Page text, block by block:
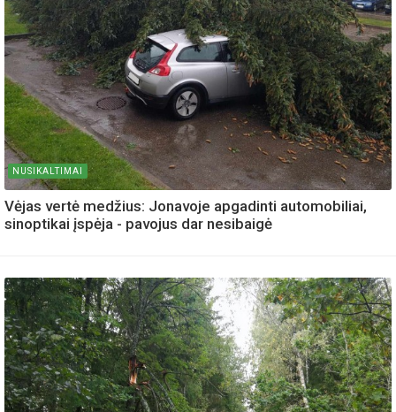
NUSIKALTIMAI
Vėjas vertė medžius: Jonavoje apgadinti automobiliai,
sinoptikai įspėja - pavojus dar nesibaigė